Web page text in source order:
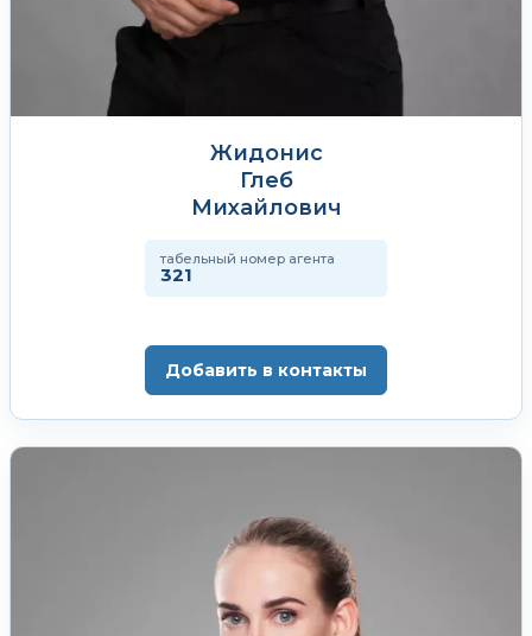
Жидонис
Глеб
Михайлович
табельный номер агента
321
Добавить в контакты